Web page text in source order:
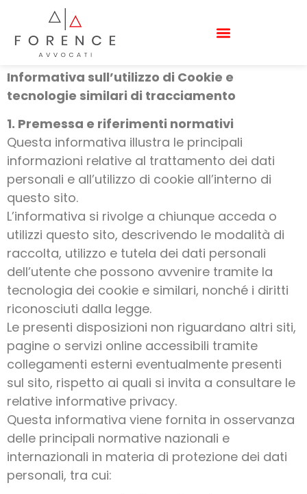
COOKIE POLICY
Informativa sull’utilizzo di Cookie e
tecnologie similari di tracciamento
1. Premessa e riferimenti normativi
Questa informativa illustra le principali
informazioni relative al trattamento dei dati
personali e all’utilizzo di cookie all’interno di
questo sito.
L’informativa si rivolge a chiunque acceda o
utilizzi questo sito, descrivendo le modalità di
raccolta, utilizzo e tutela dei dati personali
dell’utente che possono avvenire tramite la
tecnologia dei cookie e similari, nonché i diritti
riconosciuti dalla legge.
Le presenti disposizioni non riguardano altri siti,
pagine o servizi online accessibili tramite
collegamenti esterni eventualmente presenti
sul sito, rispetto ai quali si invita a consultare le
relative informative privacy.
Questa informativa viene fornita in osservanza
delle principali normative nazionali e
internazionali in materia di protezione dei dati
personali, tra cui: